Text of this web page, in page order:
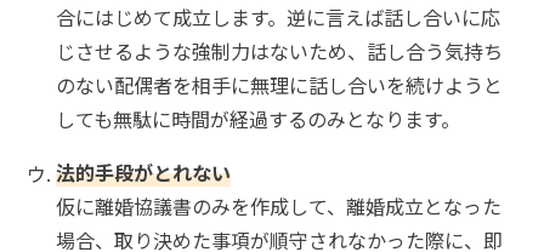
合にはじめて成立します。逆に言えば話し合いに応
じさせるような強制力はないため、話し合う気持ち
のない配偶者を相手に無理に話し合いを続けようと
しても無駄に時間が経過するのみとなります。
法的手段がとれない
仮に離婚協議書のみを作成して、離婚成立となった
場合、取り決めた事項が順守されなかった際に、即